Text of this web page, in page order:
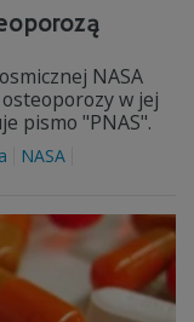
NASA
w jej
pismo "PNAS".
NASA